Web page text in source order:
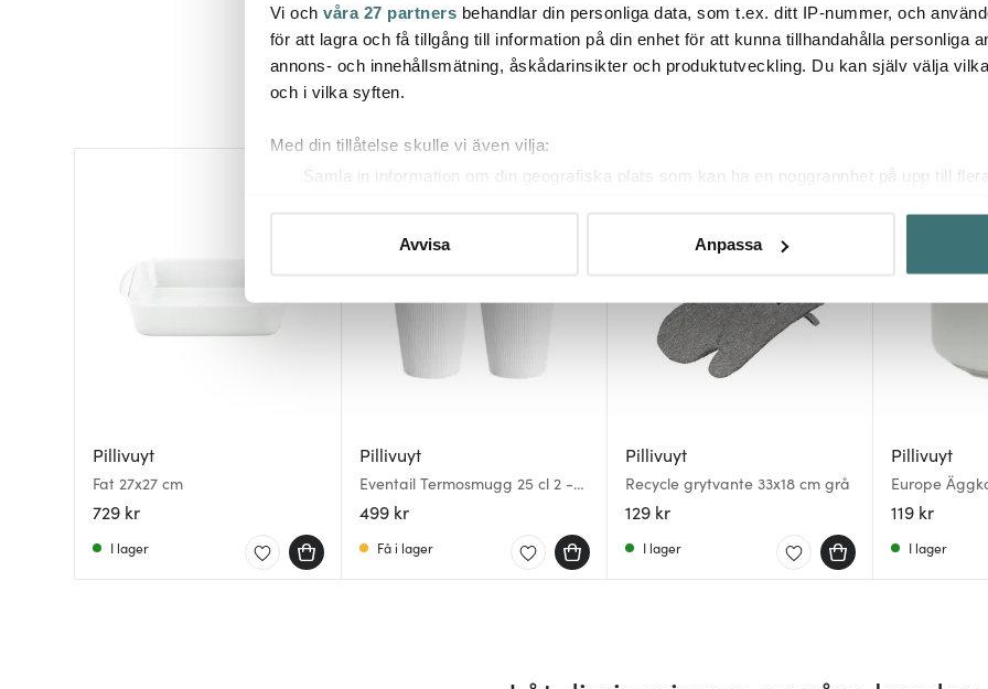
Vi och våra 27 partners behandlar din personliga data, som t.ex. ditt IP-nummer, och
för att lagra och få tillgång till information på din enhet för att kunna tillhandahålla personliga
annons- och innehållsmätning, åskådarinsikter och produktutveckling. Du kan själv välja
och i vilka syften.
Med din tillåtelse skulle vi även vilja:
Samla in information om din geografiska plats som kan ha en noggrannhet på upp till
eller dra tillbaka ditt samtycke när som helst från cookie-förklaringen.
Vi använder cookies för att innehållet och annonserna ska anpassas efter det som vi tror att
att vi kan analysera vår trafik och göra hemsidan ännu bättre. Du bestämmer själv vilka
Avvisa Anpassa
Du kanske också gillar
Pillivuyt
Fat 27x27 cm
729 kr
I lager
Pillivuyt
Eventail Termosmugg 25 cl 2 -
pack Vit
499 kr
Få i lager
Pillivuyt
Recycle grytvante 33x18 cm grå
129 kr
I lager
Pillivuyt
Europe
119 kr
I lager